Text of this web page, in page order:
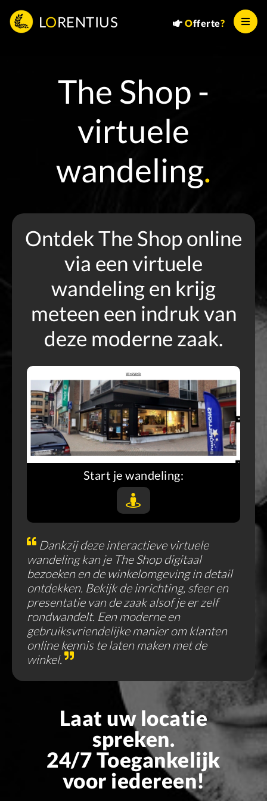
L ORENTIUS Offerte?
The Shop -
virtuele
wandeling.
Ontdek The Shop online
via een virtuele
wandeling en krijg
meteen een indruk van
deze moderne zaak.
Start je wandeling:
Dankzij deze interactieve virtuele
wandeling kan je The Shop digitaal
bezoeken en de winkelomgeving in detail
ontdekken. Bekijk de inrichting, sfeer en
presentatie van de zaak alsof je er zelf
rondwandelt. Een moderne en
gebruiksvriendelijke manier om klanten
online kennis te laten maken met de
winkel.
Laat uw locatie
spreken.
24/7 Toegankelijk
voor iedereen!